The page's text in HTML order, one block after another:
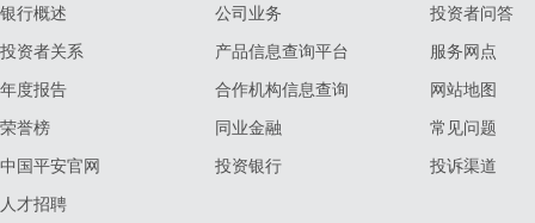
银行概述
投资者关系
年度报告
荣誉榜
中国平安官网
人才招聘
公司业务
产品信息查询平台
合作机构信息查询
同业金融
投资银行
投资者问答
服务网点
网站地图
常见问题
投诉渠道